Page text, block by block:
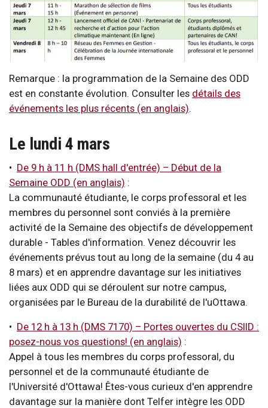
Remarque : la programmation de la Semaine des ODD
est en constante évolution. Consulter les détails des
événements les plus récents (en anglais).
Le lundi 4 mars
• De 9 h à 11 h (DMS hall d'entrée) – Début de la
Semaine ODD (en anglais) :
La communauté étudiante, le corps professoral et les
membres du personnel sont conviés à la première
activité de la Semaine des objectifs de développement
durable - Tables d'information. Venez découvrir les
événements prévus tout au long de la semaine (du 4 au
8 mars) et en apprendre davantage sur les initiatives
liées aux ODD qui se déroulent sur notre campus,
organisées par le Bureau de la durabilité de l'uOttawa.
• De 12 h à 13 h (DMS 7170) – Portes ouvertes du CSIID :
posez-nous vos questions! (en anglais) :
Appel à tous les membres du corps professoral, du
personnel et de la communauté étudiante de
l'Université d'Ottawa! Êtes-vous curieux d'en apprendre
davantage sur la manière dont Telfer intègre les ODD